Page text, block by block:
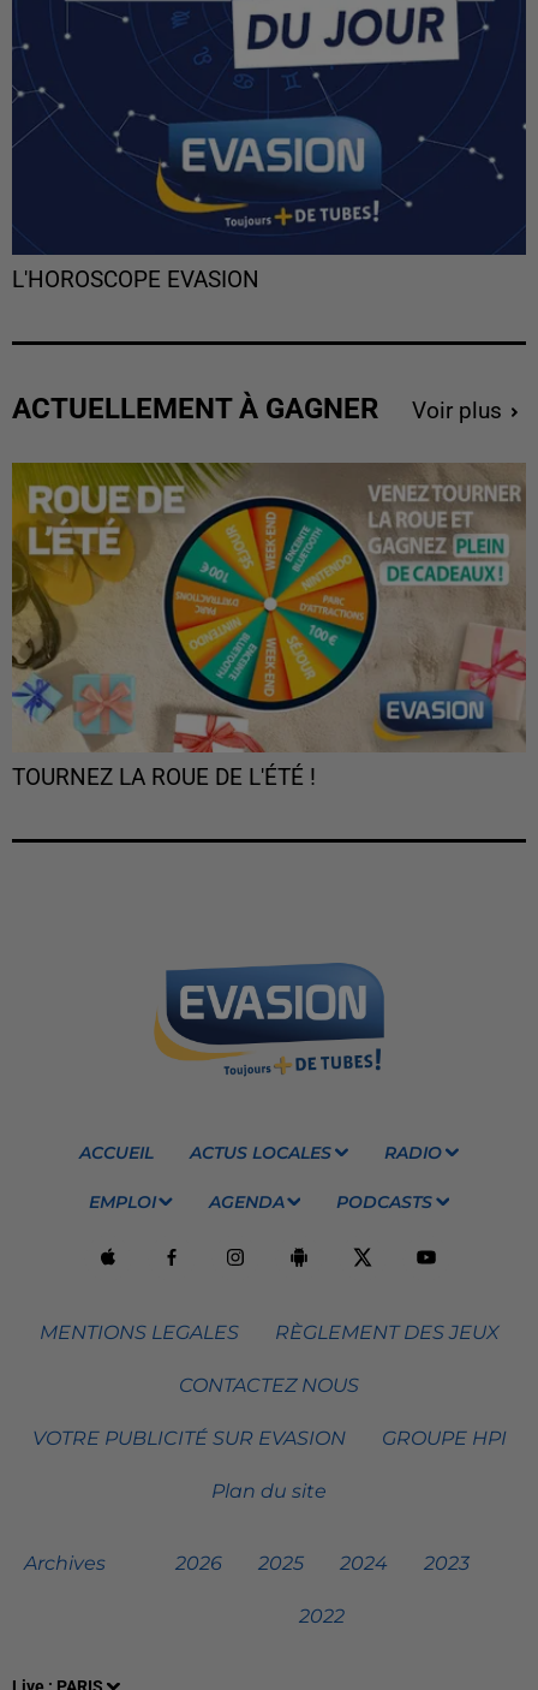
L'HOROSCOPE EVASION
ACTUELLEMENT À GAGNER Voir plus
TOURNEZ LA ROUE DE L'ÉTÉ !
ACCUEIL ACTUS LOCALES RADIO
EMPLOI AGENDA PODCASTS
MENTIONS LEGALES RÈGLEMENT DES JEUX
CONTACTEZ NOUS
VOTRE PUBLICITÉ SUR EVASION GROUPE HPI
Plan du site
Archives 2026 2025 2024 2023
2022